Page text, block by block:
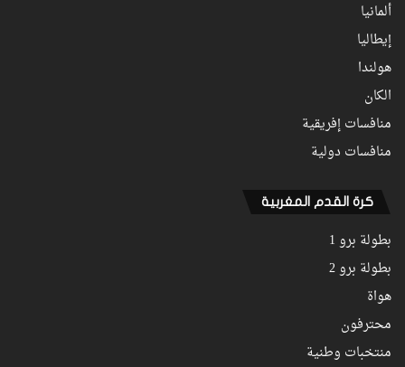
ألمانيا
إيطاليا
هولندا
الكان
منافسات إفريقية
منافسات دولية
كرة القدم المغربية
بطولة برو 1
بطولة برو 2
هواة
محترفون
منتخبات وطنية